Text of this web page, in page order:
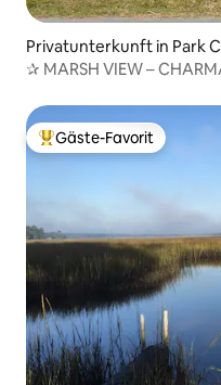
Privatunterkunft in Park
✰ MARSH VIEW –
Beliebter Gäste-Favorit.
Gäste-Favorit